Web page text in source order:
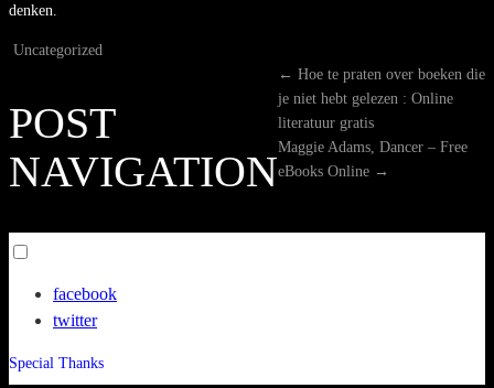
denken.
Uncategorized
POST
NAVIGATION
← Hoe te praten over boeken die
je niet hebt gelezen : Online
literatuur gratis
Maggie Adams, Dancer – Free
eBooks Online →
menu
visibility.
facebook
twitter
Special Thanks